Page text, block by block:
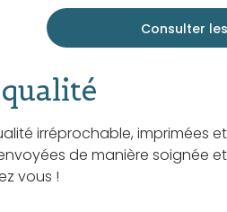
Consulter
irréprochable, imprimées et
de manière soignée et
vous !